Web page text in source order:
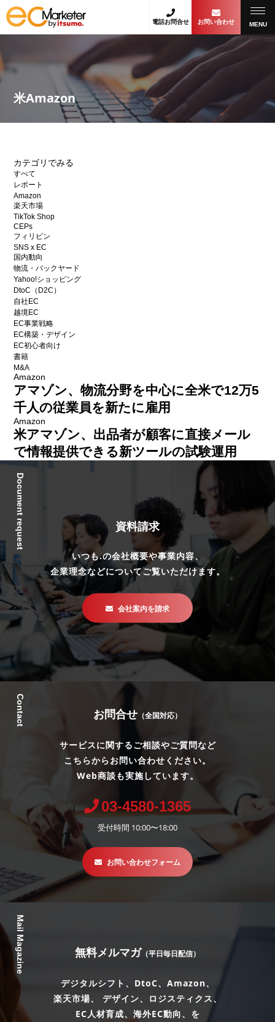
電話お問合せ お問い合わせ MENU
米Amazon
カテゴリでみる
すべて
レポート
Amazon
楽天市場
TikTok Shop
CEPs
フィリピン
SNS x EC
国内動向
物流・バックヤード
Yahoo!ショッピング
DtoC（D2C）
自社EC
越境EC
EC事業戦略
EC構築・デザイン
EC初心者向け
書籍
M&A
Amazon
アマゾン、物流分野を中心に全米で12万5
千人の従業員を新たに雇用
Amazon
米アマゾン、出品者が顧客に直接メール
で情報提供できる新ツールの試験運用
Document request 資料請求
いつも.の会社概要や事業内容、
企業理念などについてご覧いただけます。
会社案内を請求
Contact お問合せ （全国対応）
サービスに関するご相談やご質問など
こちらからお問い合わせください。
Web商談も実施しています。
03-4580-1365
受付時間 10:00〜18:00
お問い合わせフォーム
Mail Magazine 無料メルマガ （平日毎日配信）
デジタルシフト、DtoC、Amazon、
楽天市場、 デザイン、ロジスティクス、
EC人材育成、海外EC動向、を